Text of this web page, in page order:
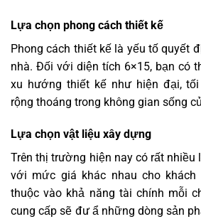
Lựa chọn phong cách thiết kế
Phong cách thiết kế là yếu tố quyết
nhà. Đối với diện tích 6×15, bạn có
xu hướng thiết kế như hiện đại,
rộng thoáng trong không gian sống
Lựa chọn vật liệu xây dựng
Trên thị trường hiện nay có rất nhiều
với mức giá khác nhau cho khách
thuộc vào khả năng tài chính mỗi
cung cấp sẽ đư ẩ những dòng sản